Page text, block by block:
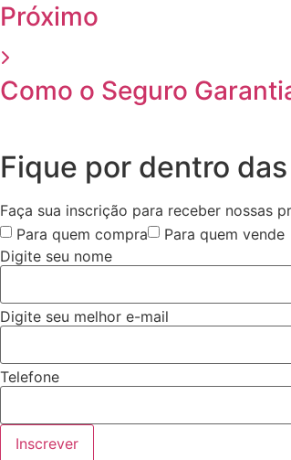
Próximo
Como o Seguro
Fique por dentro
Faça sua inscrição para receber nossas
Para quem compra
Para quem vende
Digite seu nome
Digite seu melhor e-mail
Telefone
Inscrever